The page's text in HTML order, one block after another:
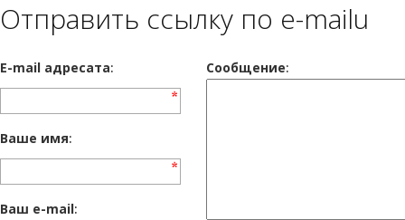
Отправить ссылку по e-mailu
E-mail адресата: Сообщение:
Ваше имя:
Ваш e-mail: